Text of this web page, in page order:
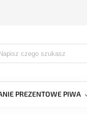
PREZENTOWE PIWA